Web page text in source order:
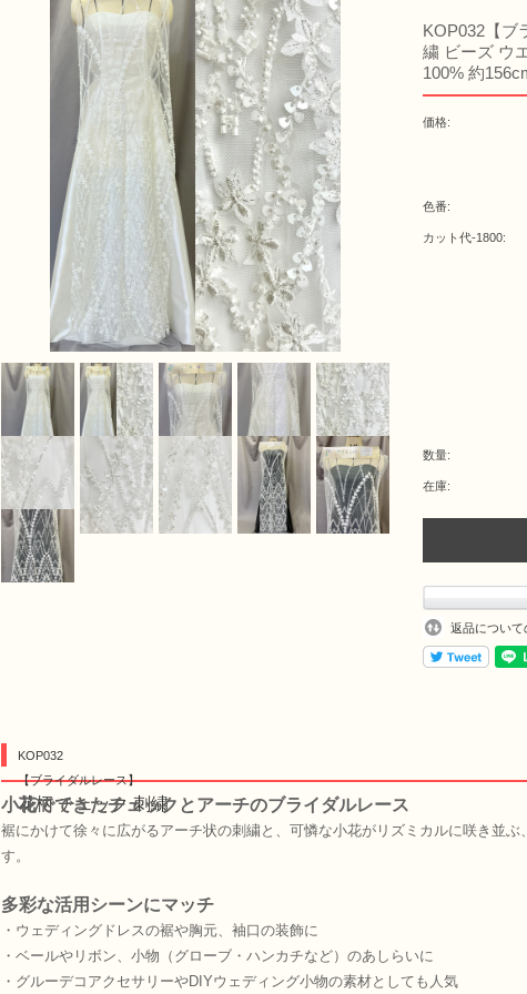
KOP032【ブ
繍 ビーズ ウ
100% 約
価格:
色番:
カット代-1800:
数量:
在庫:
返品につい
KOP032
【ブライダルレース】
花柄 チェック 刺繍
小花でできたチェックとアーチのブライダルレース
裾にかけて徐々に広がるアーチ状の刺繍と、可憐な小花がリズミカルに咲き並
す。
多彩な活用シーンにマッチ
・ウェディングドレスの裾や胸元、袖口の装飾に
・ベールやリボン、小物（グローブ・ハンカチなど）のあしらいに
・グルーデコアクセサリーやDIYウェディング小物の素材としても人気